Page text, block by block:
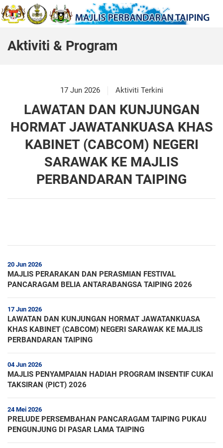
Aktiviti & Program
17 Jun 2026 Aktiviti Terkini
LAWATAN DAN KUNJUNGAN
HORMAT JAWATANKUASA KHAS
KABINET (CABCOM) NEGERI
SARAWAK KE MAJLIS
PERBANDARAN TAIPING
20 Jun 2026
MAJLIS PERARAKAN DAN PERASMIAN FESTIVAL
PANCARAGAM BELIA ANTARABANGSA TAIPING 2026
17 Jun 2026
LAWATAN DAN KUNJUNGAN HORMAT JAWATANKUASA
KHAS KABINET (CABCOM) NEGERI SARAWAK KE MAJLIS
PERBANDARAN TAIPING
04 Jun 2026
MAJLIS PENYAMPAIAN HADIAH PROGRAM INSENTIF CUKAI
TAKSIRAN (PICT) 2026
24 Mei 2026
PRELUDE PERSEMBAHAN PANCARAGAM TAIPING PUKAU
PENGUNJUNG DI PASAR LAMA TAIPING